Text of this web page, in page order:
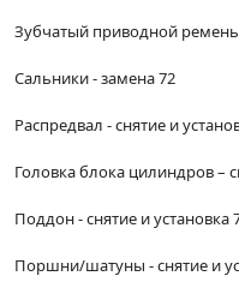
Зубчатый приводной ремень
Сальники - замена 72
Распредвал - снятие и
Головка блока цилиндров –
Поддон - снятие и установка
Поршни/шатуны - снятие и